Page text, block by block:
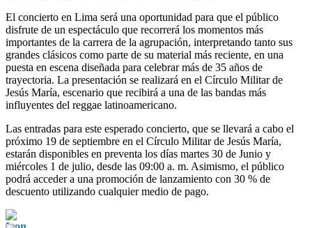
El concierto en Lima será una oportunidad para que el público
disfrute de un espectáculo que recorrerá los momentos más
importantes de la carrera de la agrupación, interpretando tanto sus
grandes clásicos como parte de su material más reciente, en una
puesta en escena diseñada para celebrar más de 35 años de
trayectoria. La presentación se realizará en el Círculo Militar de
Jesús María, escenario que recibirá a una de las bandas más
influyentes del reggae latinoamericano.
Las entradas para este esperado concierto, que se llevará a cabo el
próximo 19 de septiembre en el Círculo Militar de Jesús María,
estarán disponibles en preventa los días martes 30 de Junio y
miércoles 1 de julio, desde las 09:00 a. m. Asimismo, el público
podrá acceder a una promoción de lanzamiento con 30 % de
descuento utilizando cualquier medio de pago.